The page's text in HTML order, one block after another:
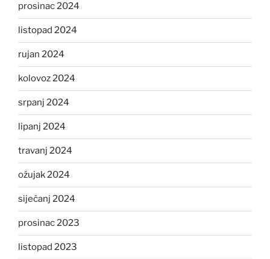
prosinac 2024
listopad 2024
rujan 2024
kolovoz 2024
srpanj 2024
lipanj 2024
travanj 2024
ožujak 2024
siječanj 2024
prosinac 2023
listopad 2023